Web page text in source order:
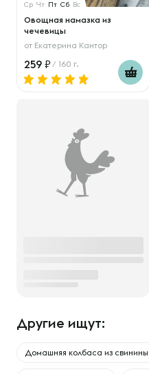
Ср Чт Пт Сб Вс
Овощная намазка из
чечевицы
от Екатерина Кантор
259 / 160 г.
Другие ищут:
Домашняя колбаса из свинины